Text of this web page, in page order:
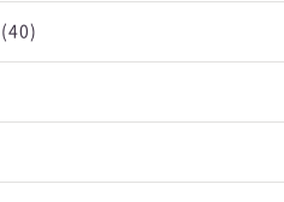
(40)